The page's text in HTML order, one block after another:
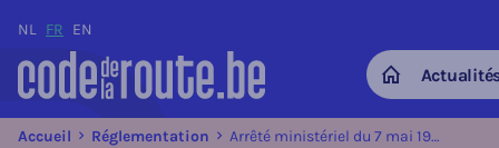
NL FR EN
Home
Accueil Réglementation Arrêté ministériel du 7 mai 1999 relatif à la signalisation des chantiers et des obstacles sur la voie publique